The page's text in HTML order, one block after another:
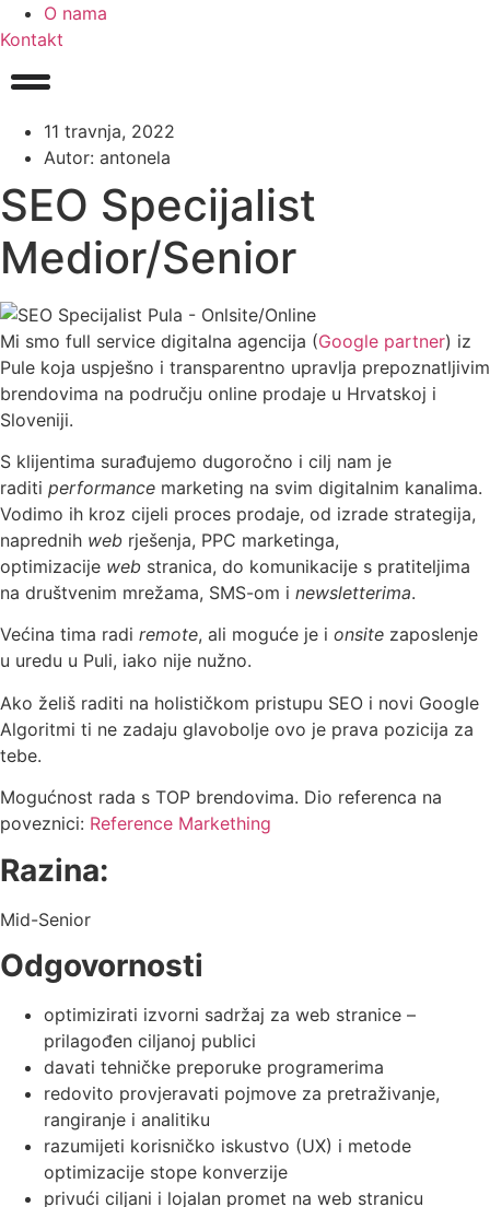
O nama
Kontakt
11 travnja, 2022
Autor: antonela
SEO Specijalist
Medior/Senior
Mi smo full service digitalna agencija (Google partner) iz
Pule koja uspješno i transparentno upravlja prepoznatljivim
brendovima na području online prodaje u Hrvatskoj i
Sloveniji.
S klijentima surađujemo dugoročno i cilj nam je
raditi performance marketing na svim digitalnim kanalima.
Vodimo ih kroz cijeli proces prodaje, od izrade strategija,
naprednih web rješenja, PPC marketinga,
optimizacije web stranica, do komunikacije s pratiteljima
na društvenim mrežama, SMS-om i newsletterima.
Većina tima radi remote, ali moguće je i onsite zaposlenje
u uredu u Puli, iako nije nužno.
Ako želiš raditi na holističkom pristupu SEO i novi Google
Algoritmi ti ne zadaju glavobolje ovo je prava pozicija za
tebe.
Mogućnost rada s TOP brendovima. Dio referenca na
poveznici: Reference Markething
Razina:
Mid-Senior
Odgovornosti
optimizirati izvorni sadržaj za web stranice –
prilagođen ciljanoj publici
davati tehničke preporuke programerima
redovito provjeravati pojmove za pretraživanje,
rangiranje i analitiku
razumijeti korisničko iskustvo (UX) i metode
optimizacije stope konverzije
privući ciljani i lojalan promet na web stranicu